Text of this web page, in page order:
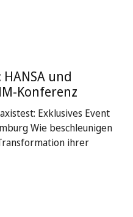
und
Konferenz
Exklusives Event
Wie beschleunigen
ihrer